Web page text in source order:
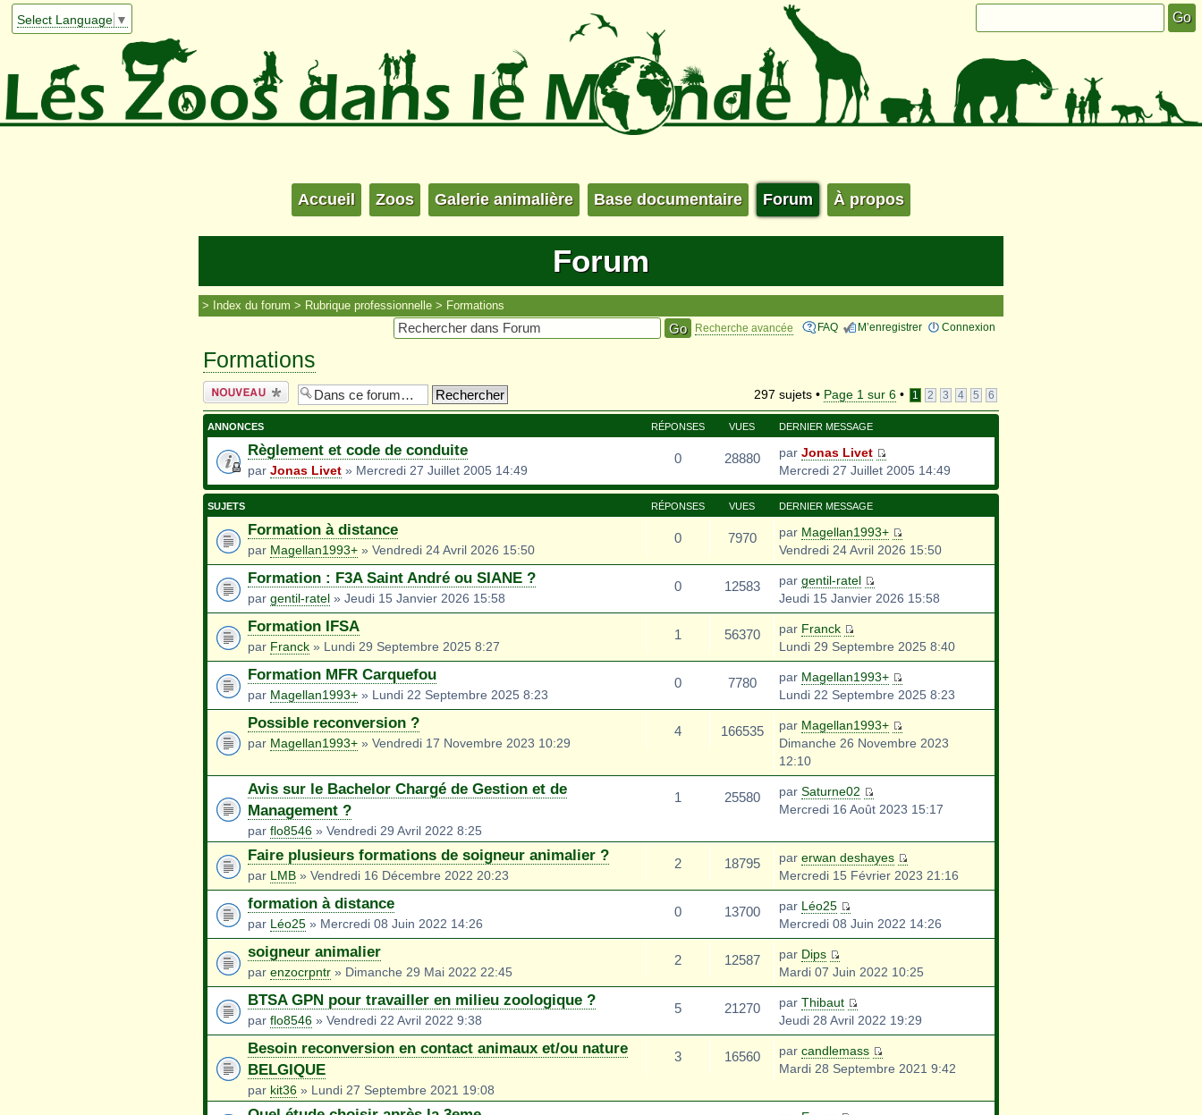
Select Language ▼
Accueil Zoos Galerie animalière Base documentaire Forum À propos
Forum
Index du forum Rubrique professionnelle Formations
FAQ M’enregistrer Connexion
Recherche avancée
Formations
Écrire un
nouveau sujet
297 sujets • Page 1 sur 6 • 1 2 3 4 5 6
ANNONCES RÉPONSES VUES DERNIER MESSAGE
Règlement et code de conduite
par Jonas Livet » Mercredi 27 Juillet 2005 14:49
0 28880 par Jonas Livet
Mercredi 27 Juillet 2005 14:49
SUJETS RÉPONSES VUES DERNIER MESSAGE
Formation à distance
par Magellan1993+ » Vendredi 24 Avril 2026 15:50
0 7970 par Magellan1993+
Vendredi 24 Avril 2026 15:50
Formation : F3A Saint André ou SIANE ?
par gentil-ratel » Jeudi 15 Janvier 2026 15:58
0 12583 par gentil-ratel
Jeudi 15 Janvier 2026 15:58
Formation IFSA
par Franck » Lundi 29 Septembre 2025 8:27
1 56370 par Franck
Lundi 29 Septembre 2025 8:40
Formation MFR Carquefou
par Magellan1993+ » Lundi 22 Septembre 2025 8:23
0 7780 par Magellan1993+
Lundi 22 Septembre 2025 8:23
Possible reconversion ?
par Magellan1993+ » Vendredi 17 Novembre 2023 10:29
4 166535 par Magellan1993+
Dimanche 26 Novembre 2023
12:10
Avis sur le Bachelor Chargé de Gestion et de
Management ?
par flo8546 » Vendredi 29 Avril 2022 8:25
1 25580 par Saturne02
Mercredi 16 Août 2023 15:17
Faire plusieurs formations de soigneur animalier ?
par LMB » Vendredi 16 Décembre 2022 20:23
2 18795 par erwan deshayes
Mercredi 15 Février 2023 21:16
formation à distance
par Léo25 » Mercredi 08 Juin 2022 14:26
0 13700 par Léo25
Mercredi 08 Juin 2022 14:26
soigneur animalier
par enzocrpntr » Dimanche 29 Mai 2022 22:45
2 12587 par Dips
Mardi 07 Juin 2022 10:25
BTSA GPN pour travailler en milieu zoologique ?
par flo8546 » Vendredi 22 Avril 2022 9:38
5 21270 par Thibaut
Jeudi 28 Avril 2022 19:29
Besoin reconversion en contact animaux et/ou nature
BELGIQUE
par kit36 » Lundi 27 Septembre 2021 19:08
3 16560 par candlemass
Mardi 28 Septembre 2021 9:42